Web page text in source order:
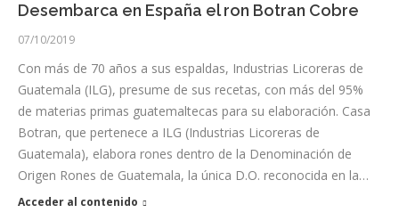
Desembarca en España el ron Botran Cobre
07/10/2019
Con más de 70 años a sus espaldas, Industrias Licoreras de
Guatemala (ILG), presume de sus recetas, con más del 95%
de materias primas guatemaltecas para su elaboración. Casa
Botran, que pertenece a ILG (Industrias Licoreras de
Guatemala), elabora rones dentro de la Denominación de
Origen Rones de Guatemala, la única D.O. reconocida en la…
Acceder al contenido